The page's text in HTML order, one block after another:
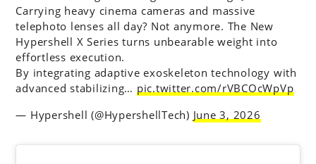
Carrying heavy cinema cameras and massive
telephoto lenses all day? Not anymore. The New
Hypershell X Series turns unbearable weight into
effortless execution.
By integrating adaptive exoskeleton technology with
advanced stabilizing… pic.twitter.com/rVBCOcWpVp
— Hypershell (@HypershellTech) June 3, 2026